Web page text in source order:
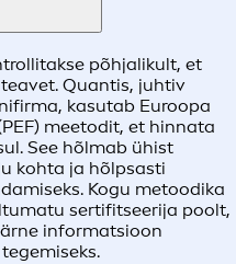
põhjalikult, et
Quantis, juhtiv
kasutab Euroopa
meetodit, et hinnata
See hõlmab ühist
kohta ja hõlpsasti
Kogu metoodika
sertifitseerija poolt,
informatsioon